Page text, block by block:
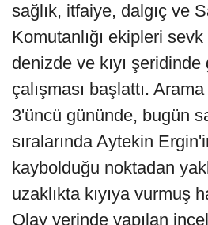
sağlık, itfaiye, dalgıç ve
Komutanlığı ekipleri
denizde ve kıyı
çalışması başlattı. Arama
3'üncü gününde, bugün
sıralarında Aytekin
kaybolduğu noktadan
uzaklıkta kıyıya vurmuş
Olay yerinde yapılan